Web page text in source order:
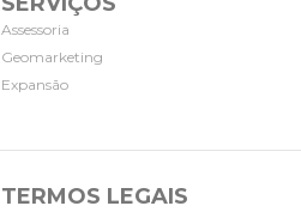
Assessoria
Geomarketing
Expansão
TERMOS LEGAIS